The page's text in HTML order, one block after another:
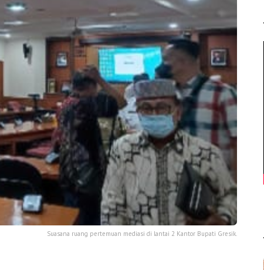
Suasana ruang pertemuan mediasi di lantai 2 Kantor Bupati Gresik.